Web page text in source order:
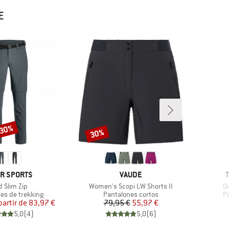
SPORTS
Slim Zip
de trekking
Precio
Precio reducido
de 83,97 €
5,0(4)
MARCA
VAUDE
Artículo
Women's Scopi LW Shorts II
Product group
Pantalones cortos
Precio
79,95 €Precio reducido
55,97 €
5,0(6)
Descuento
30%